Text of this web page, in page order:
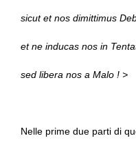
sicut et nos dimittimus
et ne inducas nos in
sed libera nos a Malo ! >
Nelle prime due parti di